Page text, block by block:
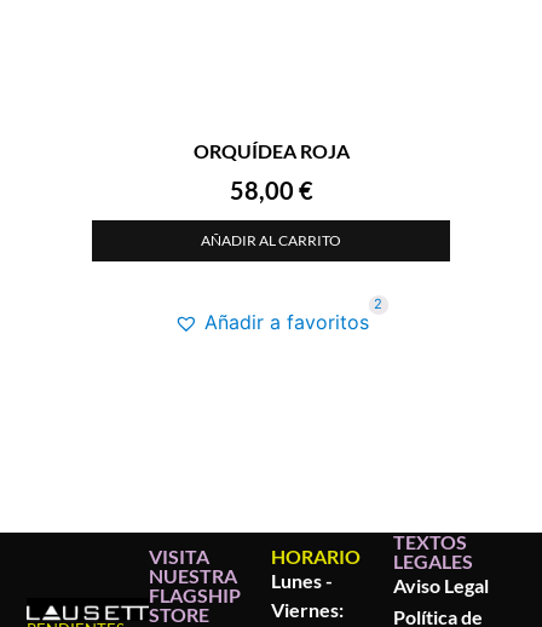
ORQUÍDEA ROJA
58,00 €
AÑADIR AL CARRITO
Añadir a favoritos
2
VISITA
NUESTRA
FLAGSHIP
STORE
HORARIO
Lunes -
Viernes:
TEXTOS
LEGALES
Aviso Legal
Política de